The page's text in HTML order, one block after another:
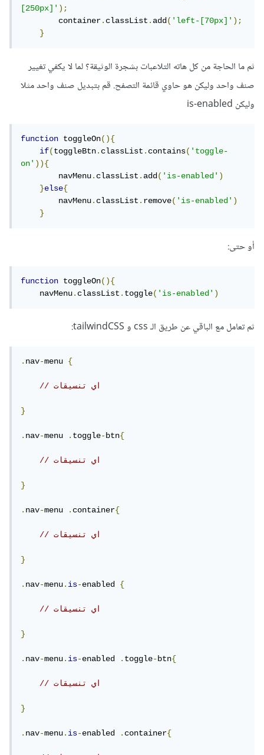
[250px]');
        container
.classList.add('left-[70px]');
}
ثم ما الحاجة من كل هاته التلاعبات بشجرة الوثيقة؟ لما لا يكفي تغيير
صنف واحد وليكن هو حاوي قائمة التصفح. قم بتبديل صنف واحد مثلا
وليكن is-enabled
function toggleOn(){
if(toggleBtn.classList.contains('toggle-
on')){
        navMenu
.classList.add('is-enabled')
}else{
        navMenu
.classList.remove('is-enabled')
}
أو حتى:
function toggleOn(){
    navMenu
.classList.toggle('is-enabled')
ثم تعامل مع الباقي عن طريق الـ css و tailwindCSS:
.nav-menu {
// اي تنسيقات
}
.nav-menu .toggle-btn{
// اي تنسيقات
}
.nav-menu .container{
// اي تنسيقات
}
.nav-menu.is-enabled {
// اي تنسيقات
}
.nav-menu.is-enabled .toggle-btn{
// اي تنسيقات
}
.nav-menu.is-enabled .container{